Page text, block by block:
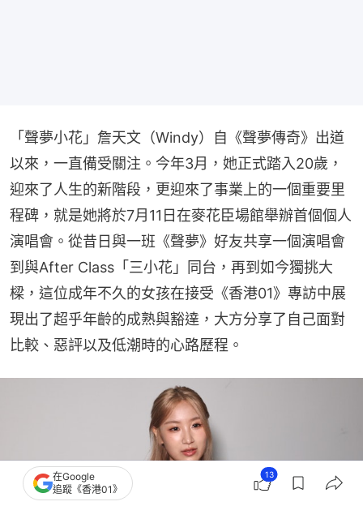
「聲夢小花」詹天文（Windy）自《聲夢傳奇》出道
以來，一直備受關注。今年3月，她正式踏入20歲，
迎來了人生的新階段，更迎來了事業上的一個重要里
程碑，就是她將於7月11日在麥花臣場館舉辦首個個人
演唱會。從昔日與一班《聲夢》好友共享一個演唱會
到與After Class「三小花」同台，再到如今獨挑大
樑，這位成年不久的女孩在接受《香港01》專訪中展
現出了超乎年齡的成熟與豁達，大方分享了自己面對
比較、惡評以及低潮時的心路歷程。
在Google
追蹤《香港01》
13